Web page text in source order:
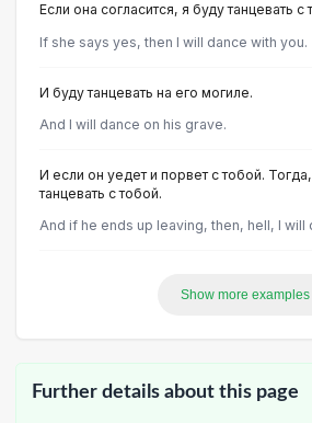
Если она согласится, я буду танцевать с
If she says yes, then I will dance with you.
И буду танцевать на его могиле.
And I will dance on his grave.
И если он уедет и порвет с тобой.
танцевать с тобой.
And if he ends up leaving, then, hell, I will
Show more examples
Further details about this page